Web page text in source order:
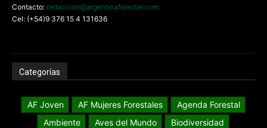
Contacto: redaccion@argentinaforestal.com
Cel: (+54)9 376 15 4 131636
Categorías
AF Joven AF Mujeres Forestales
Agenda Forestal
Ambiente
Aves del Mundo
Biodiversidad